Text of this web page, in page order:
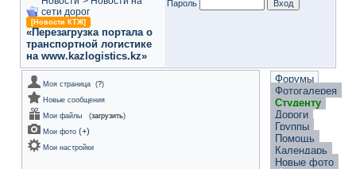
сети дорог
[Новости КТЖ]
«Перезагрузка портала о
транспортной логистике
на www.kazlogistics.kz»
Пароль
Моя страница (?)
Новые сообщения
Мои файлы
(загрузить)
Мои фото (+)
Мои настройки
Форумы
Фотогалерея
Студенту
Дороги
Группы
Помощь
Календарь
Новые фото